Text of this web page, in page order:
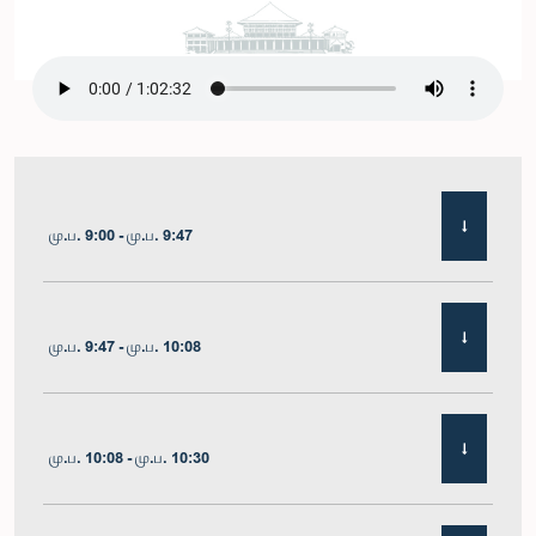
மு.ப. 9:00 - மு.ப. 9:47
மு.ப. 9:47 - மு.ப. 10:08
மு.ப. 10:08 - மு.ப. 10:30